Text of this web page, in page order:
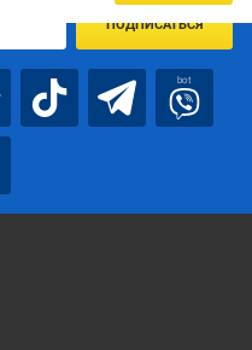
ПОДПИСАТЬСЯ
bot